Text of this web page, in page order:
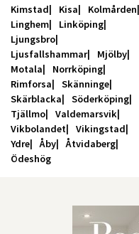
Kimstad Kisa
Kolmården
Linghem
Linköping
Ljungsbro
Ljusfallshammar
Mjölby
Motala
Norrköping
Rimforsa
Skänninge
Skärblacka
Söderköping
Tjällmo
Valdemarsvik
Vikbolandet
Vikingstad
Ydre
Åby
Åtvidaberg
Ödeshög